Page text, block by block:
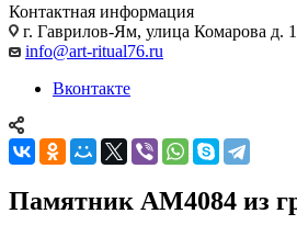
Контактная информация
г. Гаврилов-Ям, улица Комарова д. 1
info@art-ritual76.ru
Вконтакте
Памятник AM4084 из